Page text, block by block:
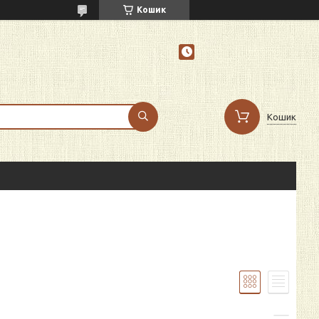
Кошик
Кошик